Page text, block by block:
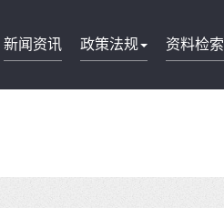
新闻资讯 政策法规 资料检索